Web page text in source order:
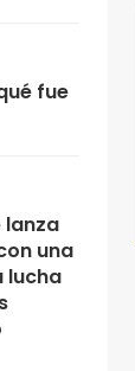
fue
una
lucha